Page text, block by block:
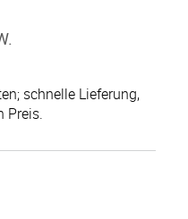
schnelle Lieferung,
Preis.